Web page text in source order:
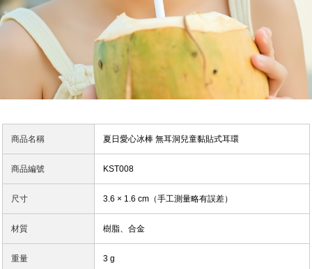
商品名稱 夏日愛心冰棒 無耳洞兒童黏貼式耳環
商品編號 KST008
尺寸 3.6 × 1.6 cm（手工測量略有誤差）
材質 樹脂、合金
重量 3 g